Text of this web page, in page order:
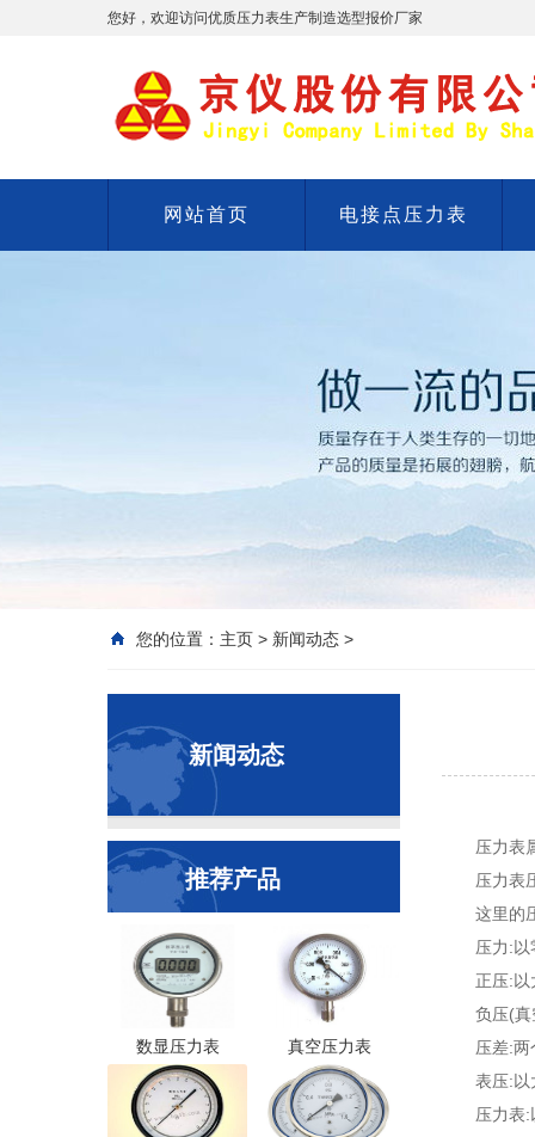
您好，欢迎访问优质压力表生产制造选型报价厂家
网站首页 电接点压力表
您的位置： 主页 > 新闻动态 >
新闻动态
推荐产品
数显压力表 真空压力表
压力表
压力表
这里的
压力:
正压:
负压(
压差:两
表压:以
压力表